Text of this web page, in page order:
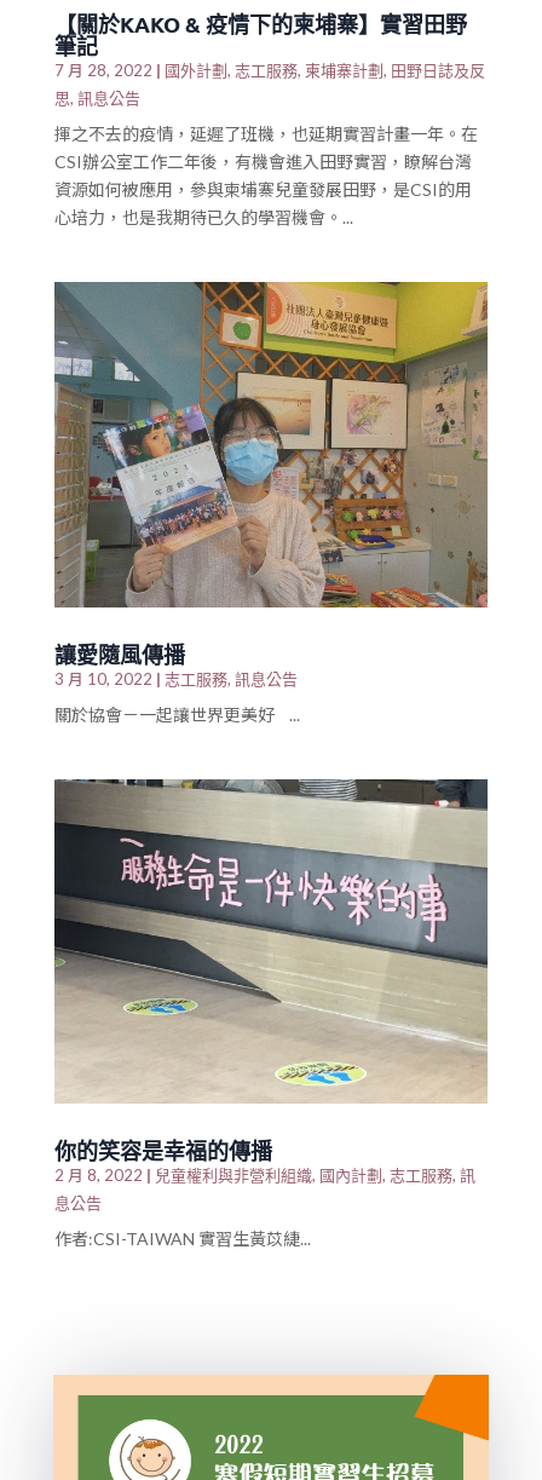
【關於KAKO & 疫情下的柬埔寨】實習田野
筆記
7 月 28, 2022 | 國外計劃, 志工服務, 柬埔寨計劃, 田野日誌及反
思, 訊息公告
揮之不去的疫情，延遲了班機，也延期實習計畫一年。在
CSI辦公室工作二年後，有機會進入田野實習，瞭解台灣
資源如何被應用，參與柬埔寨兒童發展田野，是CSI的用
心培力，也是我期待已久的學習機會。...
讓愛隨風傳播
3 月 10, 2022 | 志工服務, 訊息公告
關於協會－一起讓世界更美好 ...
你的笑容是幸福的傳播
2 月 8, 2022 | 兒童權利與非營利組織, 國內計劃, 志工服務, 訊
息公告
作者:CSI-TAIWAN 實習生黃苡緁...